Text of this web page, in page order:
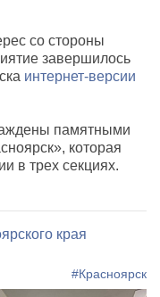
со стороны
завершилось
интернет-версии
памятными
которая
в трех секциях.
края
#Красноярск